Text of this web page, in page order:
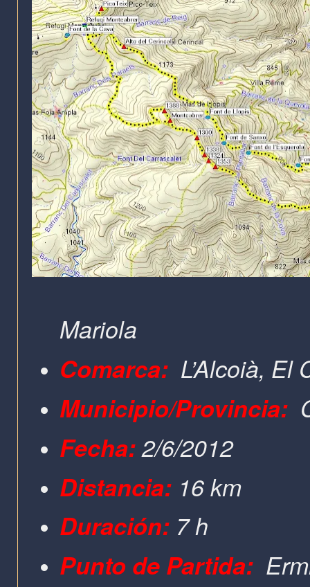
Mariola
Comarca: L’Alcoià, El
Municipio/Provincia:
Fecha:2/6/2012
Distancia:16 km
Duración:7 h
Punto de Partida: